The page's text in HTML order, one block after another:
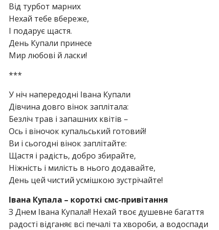
Від турбот марних
Нехай тебе вбереже,
І подарує щастя.
День Купали принесе
Мир любові й ласки!
***
У ніч напередодні Івана Купали
Дівчина довго вінок заплітала:
Безліч трав і запашних квітів –
Ось і віночок купальський готовий!
Ви і сьогодні вінок заплітайте:
Щастя і радість, добро збирайте,
Ніжність і милість в нього додавайте,
День цей чистий усмішкою зустрічайте!
Івана Купала – короткі смс-привітання
З Днем Івана Купала!! Нехай твоє душевне багаття
радості відганяє всі печалі та хвороби, а водоспади